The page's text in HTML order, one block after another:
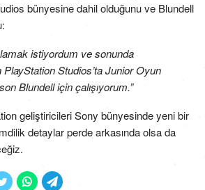
bünyesine dahil olduğunu ve Blundell
istiyordum ve sonunda
Studios’ta Junior Oyun
Blundell için çalışıyorum.”
geliştiricileri Sony bünyesinde yeni bir
detaylar perde arkasında olsa da